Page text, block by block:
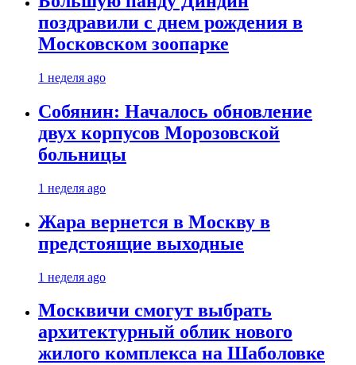
поздравили с днем рождения в
Московском зоопарке
1 неделя ago
Собянин: Началось обновление
двух корпусов Морозовской
больницы
1 неделя ago
Жара вернется в Москву в
предстоящие выходные
1 неделя ago
Москвичи смогут выбрать
архитектурный облик нового
жилого комплекса на Шаболовке